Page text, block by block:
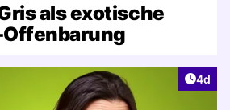
als exotische
4d